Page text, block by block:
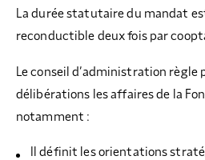
La durée statutaire du mandat
reconductible deux fois par
Le conseil d’administration règle
délibérations les affaires de la
notamment :
Il définit les orientations